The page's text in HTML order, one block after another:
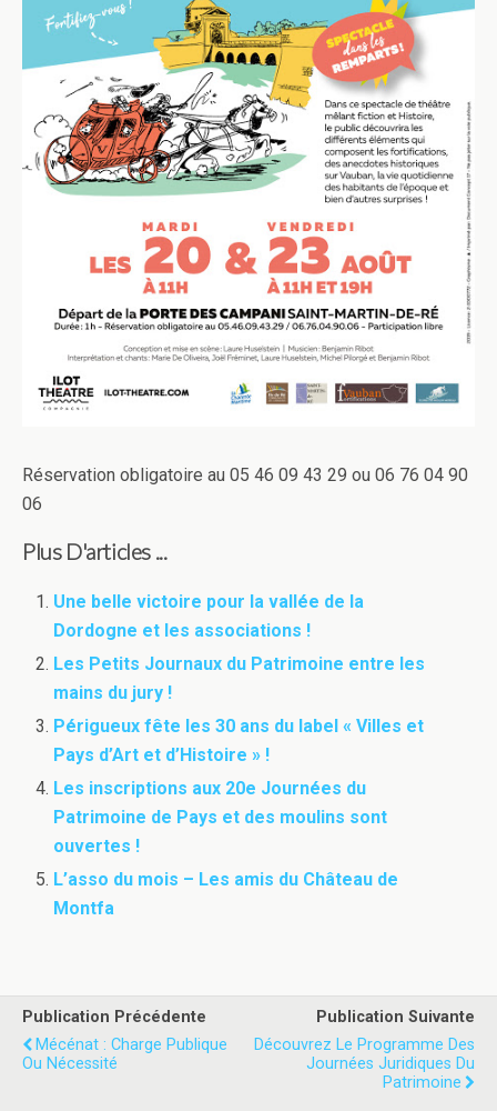
Réservation obligatoire au 05 46 09 43 29 ou 06 76 04 90
06
Plus D'articles ...
Une belle victoire pour la vallée de la
Dordogne et les associations !
Les Petits Journaux du Patrimoine entre les
mains du jury !
Périgueux fête les 30 ans du label « Villes et
Pays d’Art et d’Histoire » !
Les inscriptions aux 20e Journées du
Patrimoine de Pays et des moulins sont
ouvertes !
L’asso du mois – Les amis du Château de
Montfa
Publication Précédente
Mécénat : Charge Publique
Ou Nécessité
Publication Suivante
Découvrez Le Programme Des
Journées Juridiques Du
Patrimoine